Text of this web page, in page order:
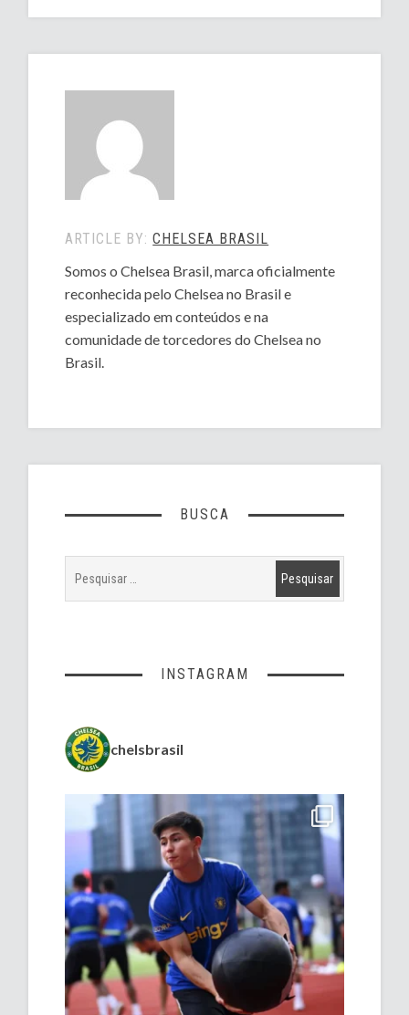
ARTICLE BY:CHELSEA BRASIL
Somos o Chelsea Brasil, marca oficialmente
reconhecida pelo Chelsea no Brasil e
especializado em conteúdos e na
comunidade de torcedores do Chelsea no
Brasil.
BUSCA
INSTAGRAM
chelsbrasil